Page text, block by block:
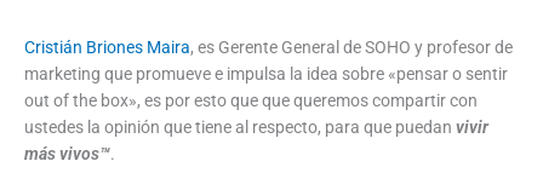
Cristián Briones Maira, es Gerente General de SOHO y profesor de
marketing que promueve e impulsa la idea sobre «pensar o sentir
out of the box», es por esto que que queremos compartir con
ustedes la opinión que tiene al respecto, para que puedan vivir
más vivos™.